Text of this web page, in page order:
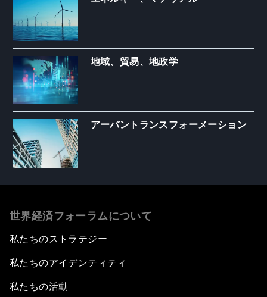
地域、貿易、地政学
アーバントランスフォーメーション
世界経済フォーラムについて
私たちのストラテジー
私たちのアイデンティティ
私たちの活動